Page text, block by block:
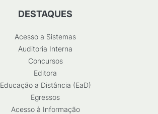
DESTAQUES
Acesso a Sistemas
Auditoria Interna
Concursos
Editora
Educação a Distância (EaD)
Egressos
Acesso à Informação